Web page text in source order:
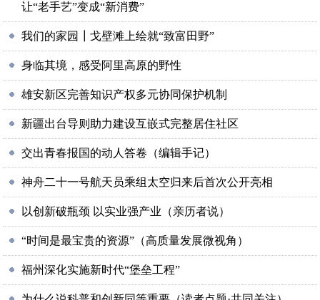
让“老手艺”变成“新消费”
我们的家园┃戈壁滩上绘就“致富田野”
身临其境，感受阿里高原的野性
雄安新区完善知识产权多元协同保护机制
新疆出台导则助力建设互嵌式完整居住社区
交出青春报国的动人答卷（编辑手记）
神舟二十一号航天员乘组太空归来后首次公开亮相
以创新破瓶颈 以实业强产业（亲历者说）
“时间是最宝贵的资源”（高质量发展微视角）
福州深化实施新时代“堡垒工程”